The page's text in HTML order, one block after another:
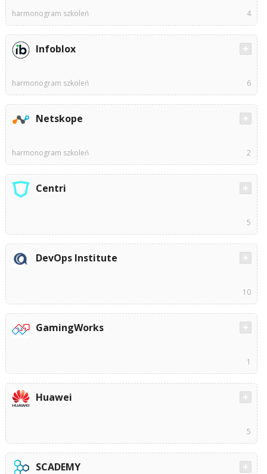
harmonogram szkoleń 4
Infoblox
harmonogram szkoleń 6
Netskope
harmonogram szkoleń 2
Centri
5
DevOps Institute
10
GamingWorks
1
Huawei
5
SCADEMY